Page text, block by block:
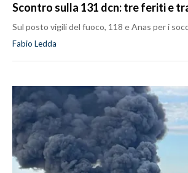
Scontro sulla 131 dcn: tre feriti e
Sul posto vigili del fuoco, 118 e Anas per i
Fabio Ledda